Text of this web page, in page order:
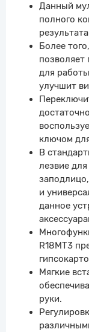
Данный
полного
Более
для
улучшит
ключом
В
лезвие
и
данное
R18MT3
Мягкие
руки.